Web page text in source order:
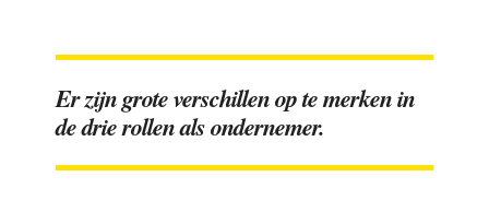
Er zijn grote verschillen op te merken in
de drie rollen als ondernemer.